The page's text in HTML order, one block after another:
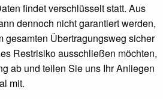
findet verschlüsselt statt. Aus
dennoch nicht garantiert werden,
gesamten Übertragungsweg sicher
Restrisiko ausschließen möchten,
ab und teilen Sie uns Ihr Anliegen
mit.